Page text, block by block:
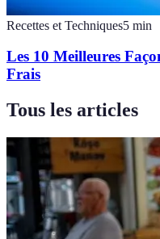
Recettes et Techniques5 min
Les 10 Meilleures
Frais
Tous les articles